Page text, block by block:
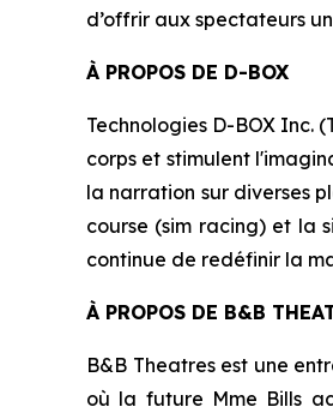
d’offrir aux spectateurs
À PROPOS DE D-BOX
Technologies D-BOX Inc.
corps et stimulent
la narration sur diverses
course (sim racing) et la
continue de redéfinir la
À PROPOS DE B&B
B&B Theatres est une
où la future Mme Bills